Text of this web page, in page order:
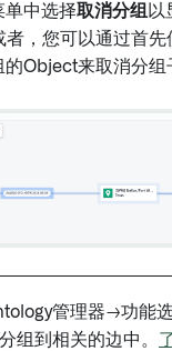
单中选择取消分组 以
，您可以通过首先
Object来取消分组
管理器→功能
组到相关的边中。